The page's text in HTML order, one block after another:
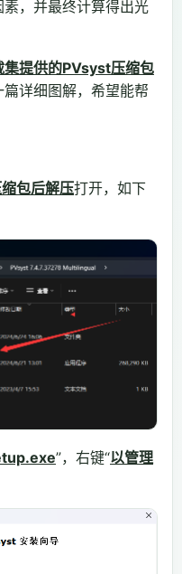
，并最终计算得出光
集提供的PVsyst压缩包
详细图解，希望能帮
包后解压打开，如下
”，右键“以管理